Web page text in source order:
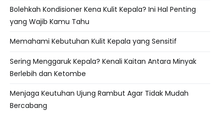
Bolehkah Kondisioner Kena Kulit Kepala? Ini Hal Penting
yang Wajib Kamu Tahu
Memahami Kebutuhan Kulit Kepala yang Sensitif
Sering Menggaruk Kepala? Kenali Kaitan Antara Minyak
Berlebih dan Ketombe
Menjaga Keutuhan Ujung Rambut Agar Tidak Mudah
Bercabang